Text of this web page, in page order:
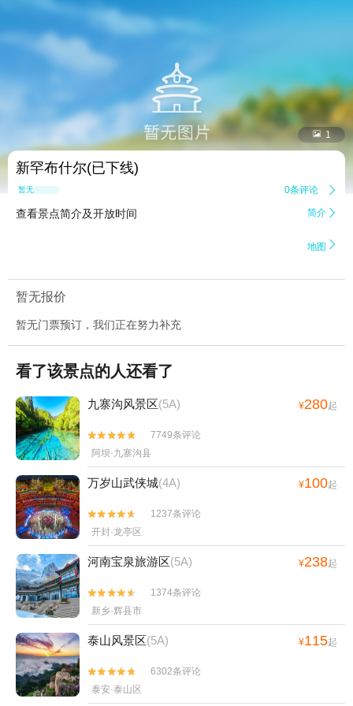
 1
新罕布什尔(已下线)
暂无点评 0条评论 
查看景点简介及开放时间 简介 
地图 
暂无报价
暂无门票预订，我们正在努力补充
看了该景点的人还看了
九寨沟风景区(5A) ¥280起


7749条评论
阿坝·九寨沟县
万岁山武侠城(4A) ¥100起


1237条评论
开封·龙亭区
河南宝泉旅游区(5A) ¥238起


1374条评论
新乡·辉县市
泰山风景区(5A) ¥115起


6302条评论
泰安·泰山区